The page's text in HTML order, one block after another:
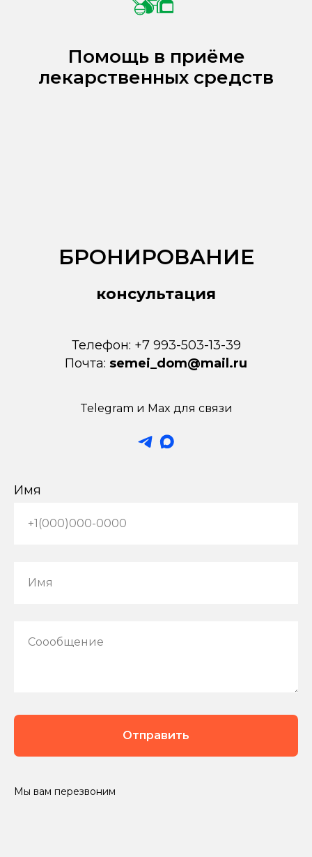
Помощь в приёме
лекарственных средств
БРОНИРОВАНИЕ
консультация
Телефон: +7 993-503-13-39
Почта: semei_dom@mail.ru
Telegram и Мax для связи
Имя
+1(000)000-0000
Имя
Соообщение
Отправить
Мы вам перезвоним